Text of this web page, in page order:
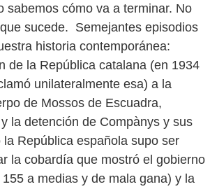
sabemos cómo va a terminar. No
sucede. Semejantes episodios
historia contemporánea:
de la República catalana (en 1934
unilateralmente esa) a la
de Mossos de Escuadra,
la detención de Compànys y sus
República española supo ser
la cobardía que mostró el gobierno
a medias y de mala gana) y la